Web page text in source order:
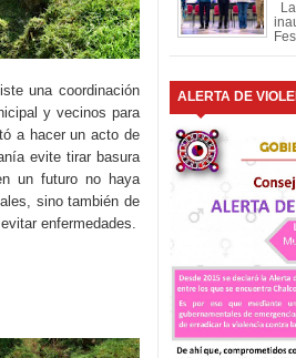
una coordinación
y vecinos para
a hacer un acto de
evite tirar basura
un futuro no haya
sino también de
enfermedades.
ALERTA DE